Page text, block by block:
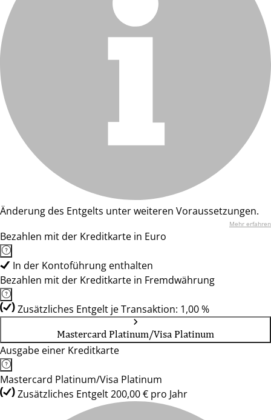
Änderung des Entgelts unter weiteren Voraussetzungen.
Mehr erfahren
Bezahlen mit der Kreditkarte in Euro
In der Kontoführung enthalten
Bezahlen mit der Kreditkarte in Fremdwährung
Zusätzliches Entgelt je Transaktion: 1,00 %
Mastercard Platinum/Visa Platinum
Ausgabe einer Kreditkarte
Mastercard Platinum/Visa Platinum
Zusätzliches Entgelt 200,00 € pro Jahr